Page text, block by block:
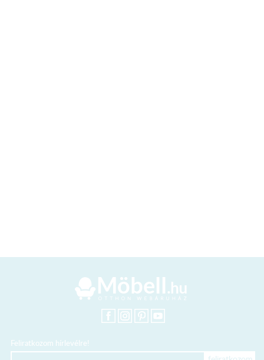
Feliratkozom hírlevélre!